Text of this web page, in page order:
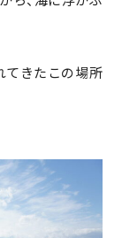
てきたこの場所